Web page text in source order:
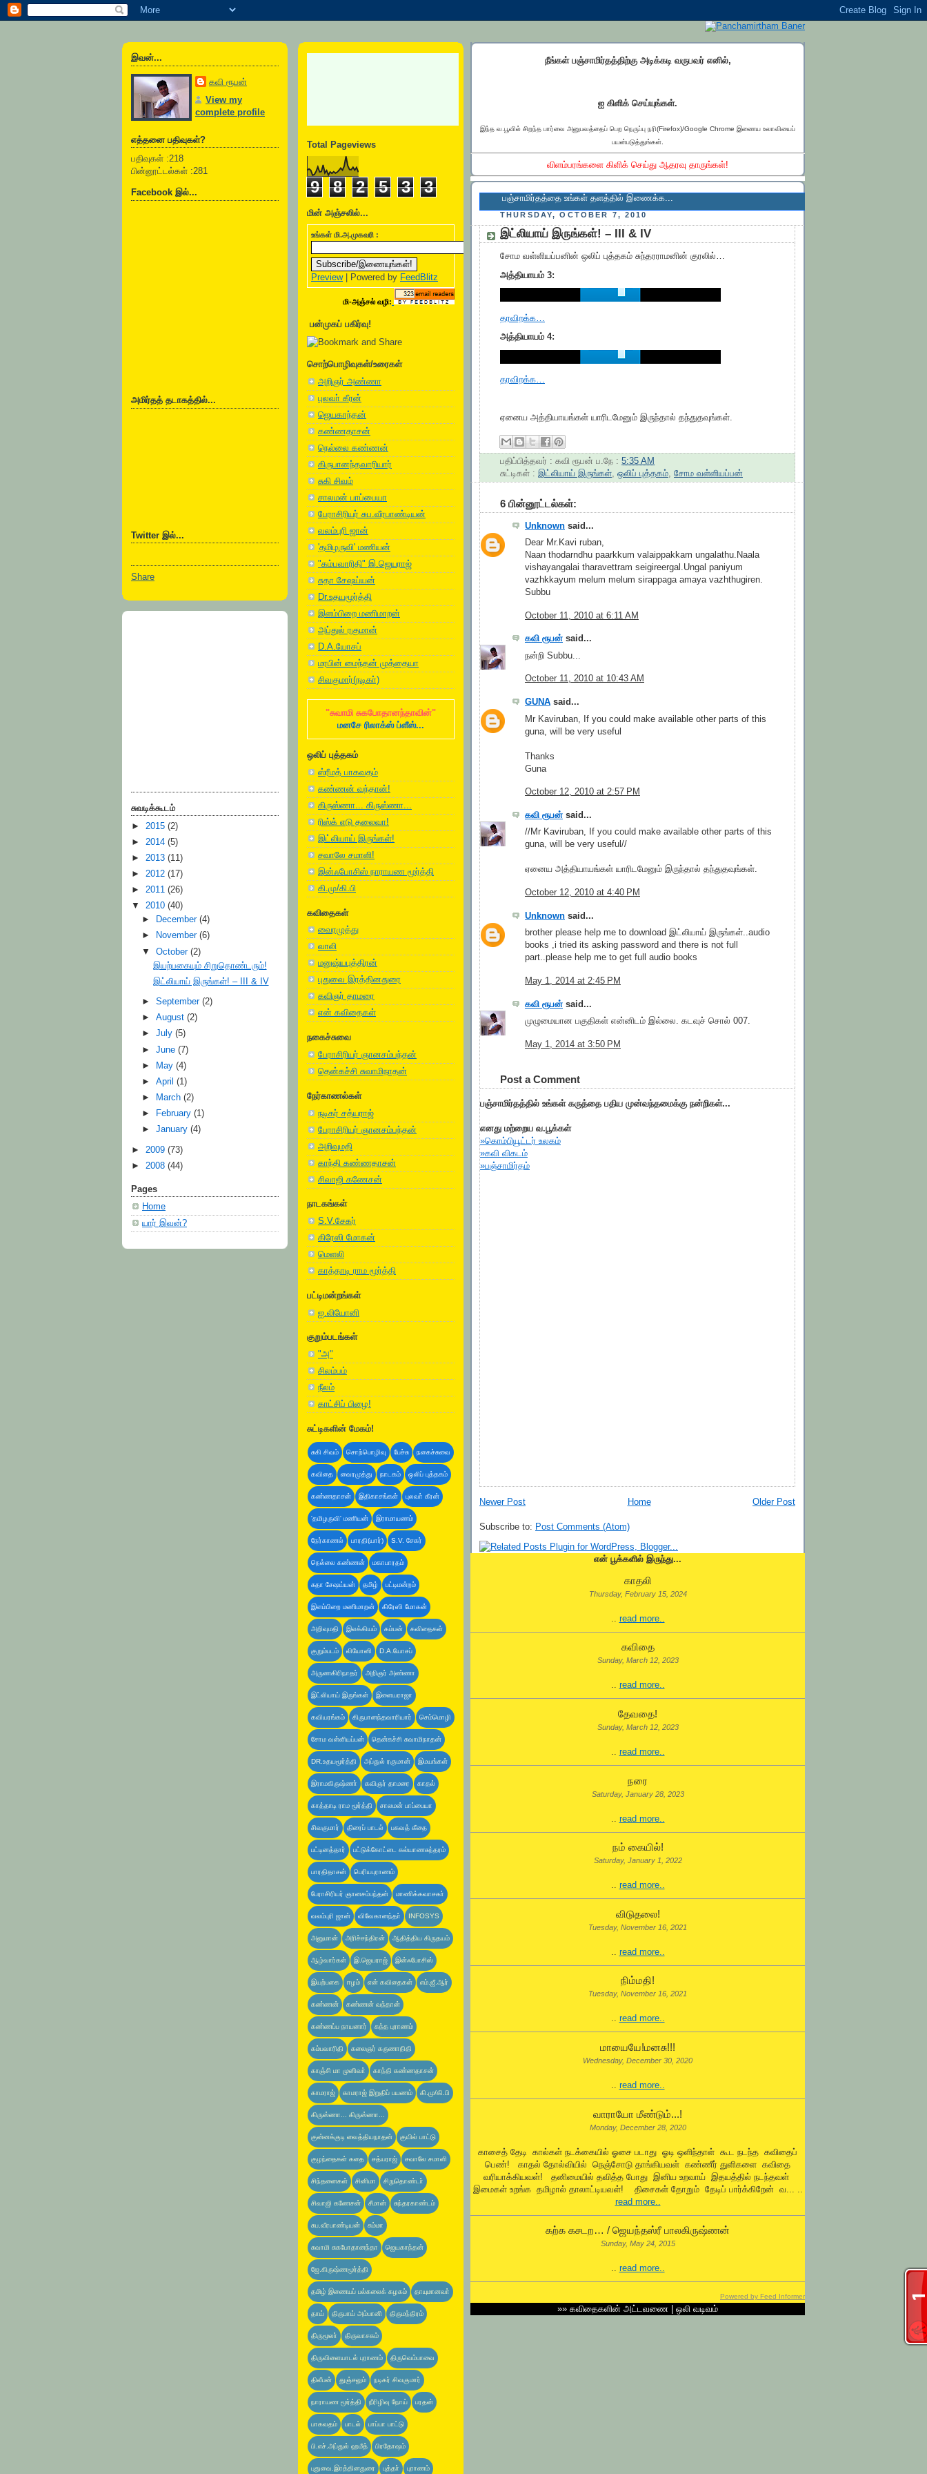
இவன்...
கவி ரூபன்
View my
complete profile
எத்தனை பதிவுகள்?
பதிவுகள் :218
பின்னூட்டல்கள் :281
Facebook இல்...
அமிர்தத் தடாகத்தில்...
Twitter இல்...
Share
சுவடிக்கூடம்
► 2015 (2)
► 2014 (5)
► 2013 (11)
► 2012 (17)
► 2011 (26)
▼ 2010 (40)
►
December(4)
►
November(6)
▼October(2)
இயற்பகையும் சிறுதொண்டரும்!
இட்லியாய் இருங்கள்! – III & IV
►September(2)
►August(2)
►July(5)
►June(7)
►
May(4)
►April(1)
►
March(2)
►
February(1)
►January(4)
► 2009 (73)
► 2008 (44)
Pages
Home
யார் இவன்?
Total Pageviews
9 8 2 5 3 3
மின் அஞ்சலில்...
உங்கள் மி.அ.முகவரி :
Preview| Powered by FeedBlitz
மி-அஞ்சல் வழி:
பன்முகப் பகிர்வு!
சொற்பொழிவுகள்/உரைகள்
அறிஞர் அண்ணா
புலவா் கீரன்
ஜெயகாந்தன்
கண்ணதாசன்
நெல்லை கண்ணன்
கிருபானந்தவாரியார்
சுகி சிவம்
சாலமன் பாப்பையா
பேராசிரியர் சுப.வீரபாண்டியன்
வலம்புரி ஜான்
'தமிழருவி' மணியன்
"கம்பவாரிதி" இ.ஜெயராஜ்
சுதா சேஷய்யன்
Dr.உதயமூர்த்தி
இளம்பிறை மணிமாறன்
அப்துல் ரகுமான்
D.A.யோசப்
மரபின் மைந்தன் முத்தையா
சிவகுமார்(நடிகா்)
"சுவாமி சுகபோதானந்தாவின்"
மனசே ரிலாக்ஸ் ப்ளீஸ்...
ஒலிப் புத்தகம்
ஸ்ரீமத் பாகவதம்
கண்ணன் வந்தான்!
கிருஸ்ணா... கிருஸ்ணா...
ரிஸ்க் எடு தலைவா!
இட்லியாய் இருங்கள்!
சவாலே சமாளி!
இன்ஃபோசிஸ் நாராயண மூர்த்தி
கி.மு/கி.பி
கவிதைகள்
வைரமுத்து
வாலி
மனுஷ்யபுத்திரன்
புதுவை இரத்தினதுரை
கவிஞர் தாமரை
என் கவிதைகள்
நகைச்சுவை
பேராசிரியர் ஞானசம்பந்தன்
தென்கச்சி சுவாமிநாதன்
நேர்காணல்கள்
நடிகர் சத்யராஜ்
பேராசிரியர் ஞானசம்பந்தன்
அறிவுமதி
காந்தி கண்ணதாசன்
சிவாஜி கணேசன்
நாடகங்கள்
S.V.சேகர்
கிரேஸி மோகன்
மெளலி
காத்தாடி ராம மூர்த்தி
பட்டிமன்றங்கள்
ஐ.லியோனி
குறும்படங்கள்
"அ"
சிலம்பம்
நீலம்
காட்சிப் பிழை!
சுட்டிகளின் மேகம்!
சுகி சிவம் சொற்பொழிவு பேச்சு நகைச்சுவை
கவிதை வைரமுத்து நாடகம் ஒலிப் புத்தகம்
கண்ணதாசன் இதிகாசங்கள் புலவா் கீரன்
'தமிழருவி' மணியன் இராமாயணம்
நேர்காணல் பாரதி(யார்) S.V. சேகர்
நெல்லை கண்ணன் மகாபாரதம்
சுதா சேஷய்யன் தமிழ் பட்டிமன்றம்
இளம்பிறை மணிமாறன் கிரேஸி மோகன்
அறிவுமதி இலக்கியம் கம்பன் கவிதைகள்
குறும்படம் லியோனி D.A.யோசப்
அருணகிரிநாதர் அறிஞர் அண்ணா
இட்லியாய் இருங்கள் இளையராஜா
கவியரங்கம் கிருபானந்தவாரியார் செம்மொழி
சோம வள்ளியப்பன் தென்கச்சி சுவாமிநாதன்
DR.உதயமூர்த்தி அப்துல் ரகுமான் இமயங்கள்
இராமகிருஷ்ணா் கவிஞர் தாமரை காதல்
காத்தாடி ராம மூர்த்தி சாலமன் பாப்பையா
சிவகுமார் திரைப் பாடல் பகவத் கீதை
பட்டினத்தார் பட்டுக்கோட்டை கல்யாணசுந்தரம்
பாரதிதாசன் பெரியபுராணம்
பேராசிரியர் ஞானசம்பந்தன் மாணிக்கவாசகா்
வலம்புரி ஜான் விவேகானந்தா் INFOSYS
அனுமான் அரிச்சந்திரன் ஆதித்திய கிருதயம்
ஆழ்வார்கள் இ.ஜெயராஜ் இன்ஃபோசிஸ்
இயற்பகை ஈழம் என் கவிதைகள் எம்.ஜீ.ஆர்
கண்ணன் கண்ணன் வந்தான்
கண்ணப்ப நாயனார் கந்த புராணம்
கம்பவாரிதி கலைஞர் கருணாநிதி
காஞ்சி மா முனிவா் காந்தி கண்ணதாசன்
காமராஜ் காமராஜ் இறுதிப் பயணம் கி.மு/கி.பி
கிருஸ்ணா... கிருஸ்ணா...
குன்னக்குடி வைத்தியநாதன் குயில் பாட்டு
குழந்தைகள் கதை சத்யராஜ் சவாலே சமாளி
சிந்தனைகள் சினிமா சிறுதொண்டா்
சிவாஜி கணேசன் சீமான் சுந்தரகாண்டம்
சுப.வீரபாண்டியன் சும்மா
சுவாமி சுகபோதானந்தா ஜெயகாந்தன்
ஜே.கிருஷ்ணமூர்த்தி
தமிழ் இணையப் பல்கலைக் கழகம் தாயுமானவா்
தாய் திருபாய் அம்பானி திருமந்திரம்
திருமூலா் திருவாசகம்
திருவிளையாடல் புராணம் திருவெம்பாவை
திலீபன் துஞ்சலும் நடிகர் சிவகுமார்
நாராயண மூர்த்தி நீரிழிவு நோய் பரதன்
பாகவதம் பாடல் பாப்பா பாட்டு
பி.எச்.அப்துல் ஹமீத் பிரதோஷம்
புதுவை.இரத்தினதுரை புத்தா் புராணம்
நீங்கள் பஞ்சாமிர்தத்திற்கு அடிக்கடி வருபவர் எனில்,
ஐ கிளிக் செய்யுங்கள்.
இந்த வ.பூவில் சிறந்த பார்வை அனுபவத்தைப் பெற நெருப்பு நரி(Firefox)/Google Chrome இணைய உலாவியைப்
பயன்படுத்துங்கள்.
விளம்பரங்களை கிளிக் செய்து ஆதரவு தாருங்கள்!
பஞ்சாமிர்தத்தை உங்கள் தளத்தில் இணைக்க...
THURSDAY, OCTOBER 7, 2010
இட்லியாய் இருங்கள்! – III & IV
சோம வள்ளியப்பனின் ஒலிப் புத்தகம் சுந்தரராமனின் குரலில்…
அத்தியாயம் 3:
தரவிறக்க…
அத்தியாயம் 4:
தரவிறக்க…
ஏனைய அத்தியாயங்கள் யாரிடமேனும் இருந்தால் தந்துதவுங்கள்.
பதிப்பித்தவர் : கவி ரூபன் ப.நே : 5:35 AM
சுட்டிகள் : இட்லியாய் இருங்கள் ஒலிப் புத்தகம் சோம வள்ளியப்பன்
6 பின்னூட்டல்கள்:
Unknown said...
Dear Mr.Kavi ruban,
Naan thodarndhu paarkkum valaippakkam ungalathu.Naala
vishayangalai tharavettram seigireergal.Ungal paniyum
vazhkkayum melum melum sirappaga amaya vazhthugiren.
Subbu
October 11, 2010 at 6:11 AM
கவி ரூபன் said...
நன்றி Subbu...
October 11, 2010 at 10:43 AM
GUNA said...
Mr Kaviruban, If you could make available other parts of this
guna, will be very useful
Thanks
Guna
October 12, 2010 at 2:57 PM
கவி ரூபன் said...
//Mr Kaviruban, If you could make available other parts of this
guna, will be very useful//
ஏனைய அத்தியாயங்கள் யாரிடமேனும் இருந்தால் தந்துதவுங்கள்.
October 12, 2010 at 4:40 PM
Unknown said...
brother please help me to download இட்லியாய் இருங்கள்..audio
books ,i tried its asking password and there is not full
part..please help me to get full audio books
May 1, 2014 at 2:45 PM
கவி ரூபன் said...
முழுமையான பகுதிகள் என்னிடம் இல்லை. கடவுச் சொல் 007.
May 1, 2014 at 3:50 PM
Post a Comment
பஞ்சாமிர்தத்தில் உங்கள் கருத்தை பதிய முன்வந்தமைக்கு நன்றிகள்...
எனது மற்றைய வ.பூக்கள்
»கொம்பியூட்டர் உலகம்
»கவி விகடம்
»பஞ்சாமிர்தம்
Newer Post Older Post
Home
Subscribe to: Post Comments (Atom)
என் பூக்களில் இருந்து...
காதலி
Thursday, February 15, 2024
.. read more..
கவிதை
Sunday, March 12, 2023
.. read more..
தேவதை!
Sunday, March 12, 2023
.. read more..
நரை
Saturday, January 28, 2023
read more..
நம் கையில்!
Saturday, January 1, 2022
.. read more..
விடுதலை!
Tuesday, November 16, 2021
.. read more..
நிம்மதி!
Tuesday, November 16, 2021
.. read more..
மாயையே!மனசு!!!
Wednesday, December 30, 2020
.. read more..
வாராயோ மீண்டும்...!
Monday, December 28, 2020
காசைத் தேடி கால்கள் நடக்கையில் ஓசை படாது ஓடி ஒளிந்தாள் கூட நடந்த கவிதைப்
பெண்! காதல் தோல்வியில் நெஞ்சோடு தாங்கியவள் கண்ணீர் துளிகளை கவிதை
வரியாக்கியவள்! தனிமையில் தவித்த போது இனிய உறவாய் இதயத்தில் நடந்தவள்
இமைகள் உறங்க தமிழால் தாலாட்டியவள்! திசைகள் தோறும் தேடிப் பார்க்கிறேன் வ... ..
read more..
கற்க கசடற… / ஜெயந்தஸ்ரீ பாலகிருஷ்ணன்
Sunday, May 24, 2015
.. read more..
Powered by Feed Informer
»» கவிதைகளின் அட்டவணை ஒலி வடிவம்